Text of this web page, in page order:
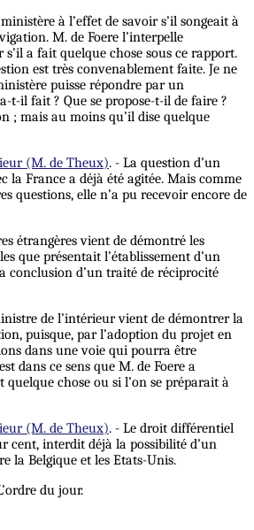
à l’effet de savoir s’il songeait à
M. de Foere l’interpelle
a fait quelque chose sous ce rapport.
est très convenablement faite. Je ne
puisse répondre par un
t-il fait ? Que se propose-t-il de faire ?
; mais au moins qu’il dise quelque
(M. de Theux). - La question d’un
la France a déjà été agitée. Mais comme
questions, elle n’a pu recevoir encore de
étrangères vient de démontré les
que présentait l’établissement d’un
conclusion d’un traité de réciprocité
de l’intérieur vient de démontrer la
puisque, par l’adoption du projet en
dans une voie qui pourra être
dans ce sens que M. de Foere a
chose ou si l’on se préparait à
(M. de Theux). - Le droit différentiel
cent, interdit déjà la possibilité d’un
la Belgique et les Etats-Unis.
du jour.